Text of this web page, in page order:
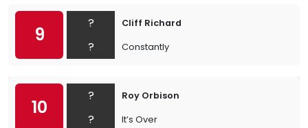
9
?
?
Cliff Richard
Constantly
10
?
?
Roy Orbison
It’s Over